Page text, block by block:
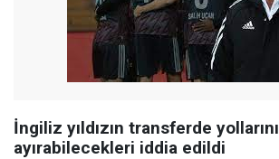
İngiliz yıldızın transferde yollarını
ayırabilecekleri iddia edildi